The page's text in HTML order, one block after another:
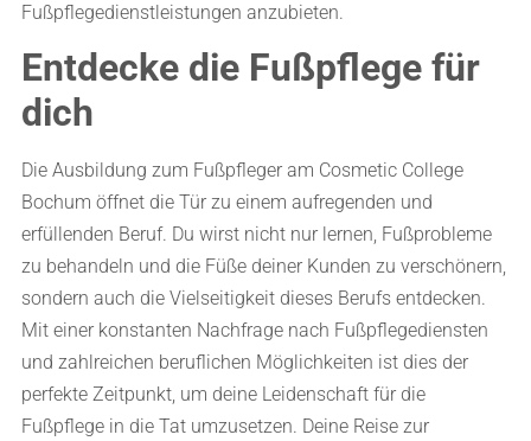
Fußpflegedienstleistungen anzubieten.
Entdecke die Fußpflege für
dich
Die Ausbildung zum Fußpfleger am Cosmetic College
Bochum öffnet die Tür zu einem aufregenden und
erfüllenden Beruf. Du wirst nicht nur lernen, Fußprobleme
zu behandeln und die Füße deiner Kunden zu verschönern,
sondern auch die Vielseitigkeit dieses Berufs entdecken.
Mit einer konstanten Nachfrage nach Fußpflegediensten
und zahlreichen beruflichen Möglichkeiten ist dies der
perfekte Zeitpunkt, um deine Leidenschaft für die
Fußpflege in die Tat umzusetzen. Deine Reise zur